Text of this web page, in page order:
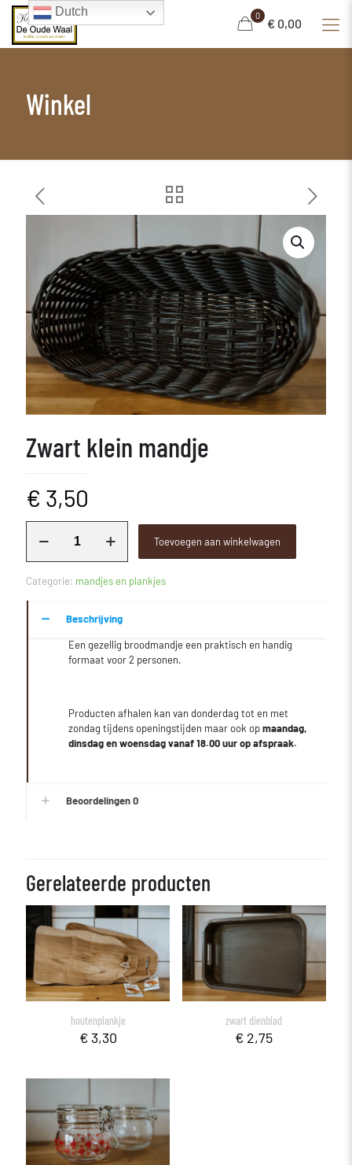
0
€ 0,00
Winkel
Zwart klein mandje
€ 3,50
klein
Toevoegen aan winkelwagen
Categorie: mandjes en plankjes
Beschrijving
Een gezellig broodmandje een praktisch en handig
formaat voor 2 personen.
Producten afhalen kan van donderdag tot en met
zondag tijdens openingstijden maar ook opmaandag,
dinsdag en woensdag vanaf 18.00 uur op afspraak.
Beoordelingen0
Gerelateerde producten
houtenplankje
€3,30
zwart dienblad
€ 2,75
Dutch